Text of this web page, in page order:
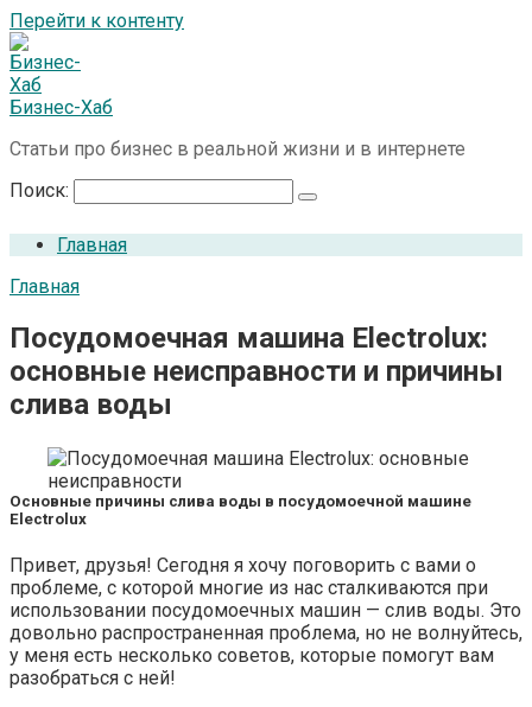
Перейти к контенту
Бизнес-Хаб
Статьи про бизнес в реальной жизни и в интернете
Поиск:
Главная
Главная
Посудомоечная машина Electrolux:
основные неисправности и причины
слива воды
Основные причины слива воды в посудомоечной машине
Electrolux
Привет, друзья! Сегодня я хочу поговорить с вами о
проблеме, с которой многие из нас сталкиваются при
использовании посудомоечных машин — слив воды. Это
довольно распространенная проблема, но не волнуйтесь,
у меня есть несколько советов, которые помогут вам
разобраться с ней!